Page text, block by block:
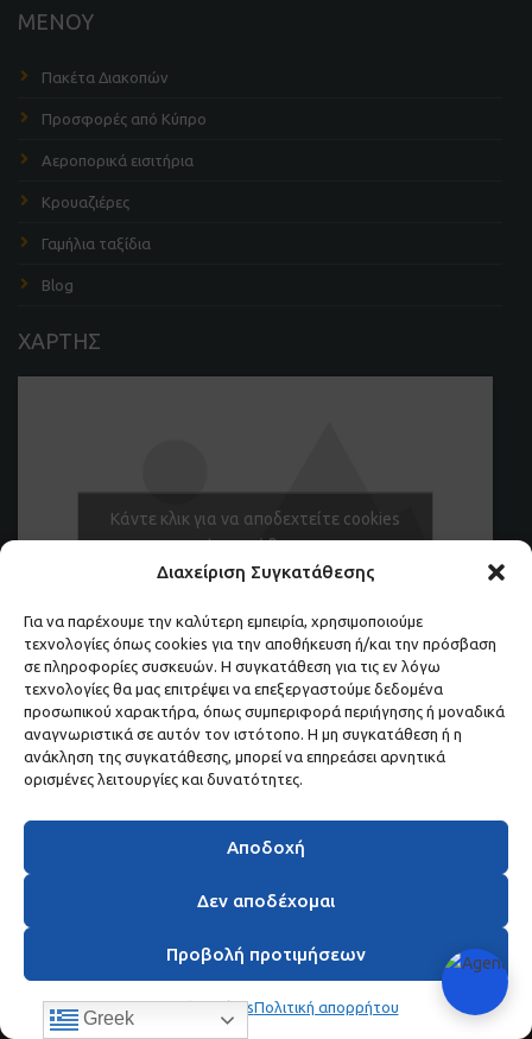
Διαχείριση Συγκατάθεσης
Για να παρέχουμε την καλύτερη εμπειρία, χρησιμοποιούμε
τεχνολογίες όπως cookies για την αποθήκευση ή/και την πρόσβαση
σε πληροφορίες συσκευών. Η συγκατάθεση για τις εν λόγω
τεχνολογίες θα μας επιτρέψει να επεξεργαστούμε δεδομένα
προσωπικού χαρακτήρα, όπως συμπεριφορά περιήγησης ή μοναδικά
αναγνωριστικά σε αυτόν τον ιστότοπο. Η μη συγκατάθεση ή η
ανάκληση της συγκατάθεσης, μπορεί να επηρεάσει αρνητικά
ορισμένες λειτουργίες και δυνατότητες.
Αποδοχή
Δεν αποδέχομαι
Προβολή προτιμήσεων
Πολιτική CookiesΠολιτική απορρήτου
ΜΕΝΟΥ
Πακέτα Διακοπών
Προσφορές από Κύπρο
Αεροπορικά εισιτήρια
Κρουαζιέρες
Γαμήλια ταξίδια
Blog
ΧΑΡΤΗΣ
Κάντε κλικ για να αποδεχτείτε cookies
εμπορικής προώθησης και να
ενεργοποιήσετε αυτό το περιεχόμενο
Copyright ©
Όροι χρήσης | Πολιτική απορρήτου
Μάθετε πρώτοι τα νέα και τις προσφορές μας.
ΕΓΓΡΑΦΕΙΤΕ ΣΤΟ NEWSLETTER ΜΑΣ.
Greek
Ζητήστε Δωρεάν Προσφορά